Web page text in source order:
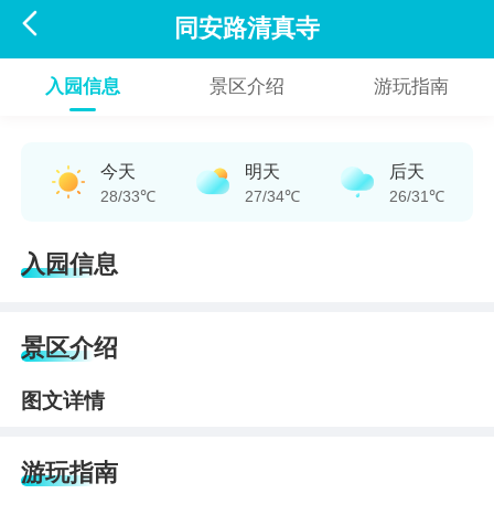
 同安路清真寺
入园信息 景区介绍 游玩指南
今天
28/33℃
明天
27/34℃
后天
26/31℃
入园信息
景区介绍
图文详情
游玩指南